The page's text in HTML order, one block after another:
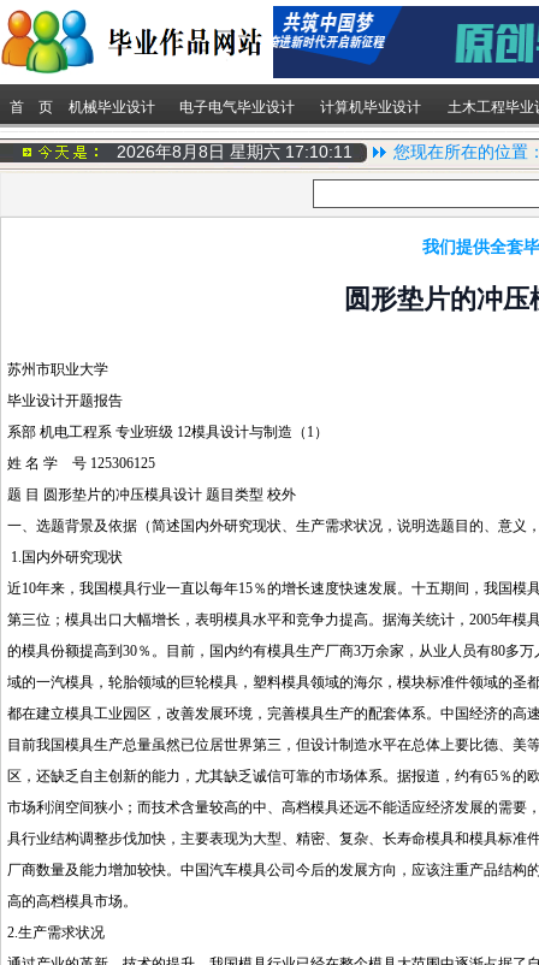
首 页 机械毕业设计 电子电气毕业设计 计算机毕业设计 土木工程毕业
2026年8月8日 星期六 17:10:12 您现在所在的位置
我们提供全套
圆形垫片的冲
苏州市职业大学
毕业设计开题报告
系部 机电工程系 专业班级 12模具设计与制造（1）
姓 名 学 号 125306125
题 目 圆形垫片的冲压模具设计题目类型 校外
一、选题背景及依据（简述国内外研究现状、生产需求状况，说明选题目的、意义
1.国内外研究现状
近10年来，我国模具行业一直以每年15％的增长速度快速发展。十五期间，我国
第三位；模具出口大幅增长，表明模具水平和竞争力提高。据海关统计，2005年
的模具份额提高到30％。目前，国内约有模具生产厂商3万余家，从业人员有80多
域的一汽模具，轮胎领域的巨轮模具，塑料模具领域的海尔，模块标准件领域的
都在建立模具工业园区，改善发展环境，完善模具生产的配套体系。中国经济的
目前我国模具生产总量虽然已位居世界第三，但设计制造水平在总体上要比德、
区，还缺乏自主创新的能力，尤其缺乏诚信可靠的市场体系。据报道，约有65％
市场利润空间狭小；而技术含量较高的中、高档模具还远不能适应经济发展的需
具行业结构调整步伐加快，主要表现为大型、精密、复杂、长寿命模具和模具标
厂商数量及能力增加较快。中国汽车模具公司今后的发展方向，应该注重产品结
高的高档模具市场。
2.生产需求状况